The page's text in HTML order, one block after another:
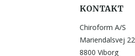
KONTAKT
Chiroform A/S
Mariendalsvej 22
8800 Viborg